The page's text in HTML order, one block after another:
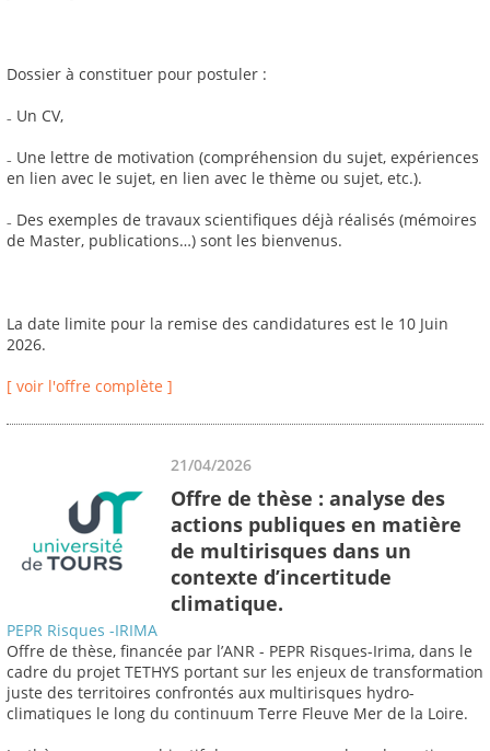
Dossier à constituer pour postuler :
₋ Un CV,
₋ Une lettre de motivation (compréhension du sujet, expériences
en lien avec le sujet, en lien avec le thème ou sujet, etc.).
₋ Des exemples de travaux scientifiques déjà réalisés (mémoires
de Master, publications…) sont les bienvenus.
La date limite pour la remise des candidatures est le 10 Juin
2026.
[ voir l'offre complète ]
21/04/2026
Offre de thèse : analyse des
actions publiques en matière
de multirisques dans un
contexte d’incertitude
climatique.
PEPR Risques -IRIMA
Offre de thèse, financée par l’ANR - PEPR Risques-Irima, dans le
cadre du projet TETHYS portant sur les enjeux de transformation
juste des territoires confrontés aux multirisques hydro-
climatiques le long du continuum Terre Fleuve Mer de la Loire.